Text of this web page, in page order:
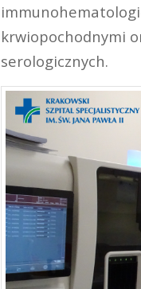
krwiopochodnymi
serologicznych.